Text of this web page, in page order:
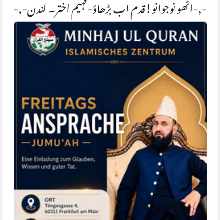
-,-اٹھو نوجوانو!قدم اب بڑھاؤ-فہیم اختر۔ لندن-,-